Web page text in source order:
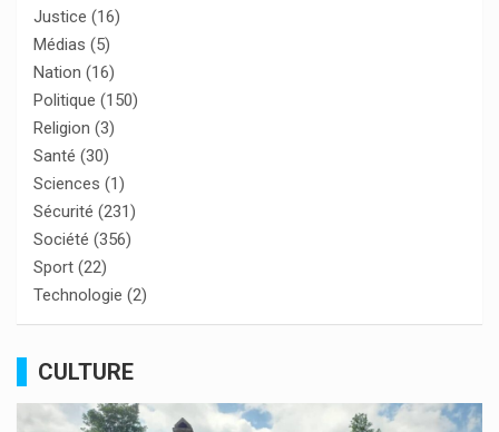
Justice (16)
Médias (5)
Nation (16)
Politique (150)
Religion (3)
Santé (30)
Sciences (1)
Sécurité (231)
Société (356)
Sport (22)
Technologie (2)
CULTURE